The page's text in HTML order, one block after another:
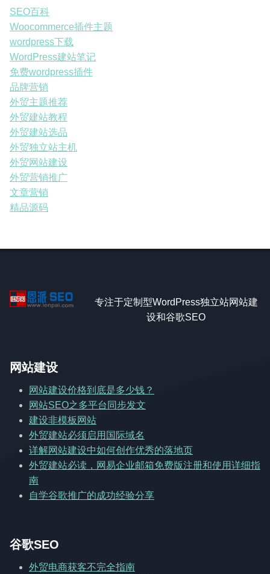
SEO百科
Woocommerce插件主题
wordpress下载
WordPress建站笔记
免费wordpress插件
品牌营销
外贸主题推荐
外贸建站教程
外贸建站选品
外贸独立站主机
外贸网站建设
外贸营销推广
文章营销
精品源码
专注于定制型WordPress独立站网站建
设和谷歌SEO
网站建设
网站建设价格到底是多少钱？
网站SEO之多平台同步发文
建设非模板网站
外贸建站必须启用国际域名
详解网站建设中如何创作优秀的落地页
外贸建站必读，网易企业邮箱免费版注册和使用详细指
南
自学谷歌推广的成功经验分享
谷歌SEO
外贸电商获客不完全指南